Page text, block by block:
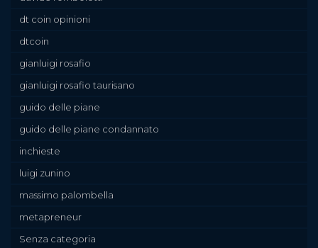
dt coin opinioni
dtcoin
gianluigi rosafio
gianluigi rosafio taurisano
guido delle piane
guido delle piane condannato
inchieste
luigi zunino
massimo palombella
metapreneur
Senza categoria